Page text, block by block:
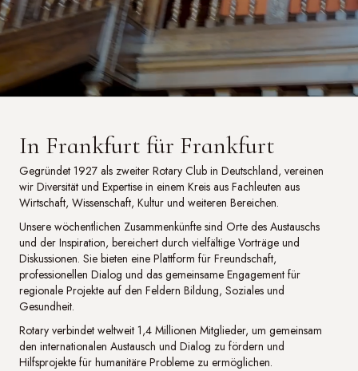
In Frankfurt für Frankfurt
Gegründet 1927 als zweiter Rotary Club in Deutschland, vereinen
wir Diversität und Expertise in einem Kreis aus Fachleuten aus
Wirtschaft, Wissenschaft, Kultur und weiteren Bereichen.
Unsere wöchentlichen Zusammenkünfte sind Orte des Austauschs
und der Inspiration, bereichert durch vielfältige Vorträge und
Diskussionen. Sie bieten eine Plattform für Freundschaft,
professionellen Dialog und das gemeinsame Engagement für
regionale Projekte auf den Feldern Bildung, Soziales und
Gesundheit.
Rotary verbindet weltweit 1,4 Millionen Mitglieder, um gemeinsam
den internationalen Austausch und Dialog zu fördern und
Hilfsprojekte für humanitäre Probleme zu ermöglichen.